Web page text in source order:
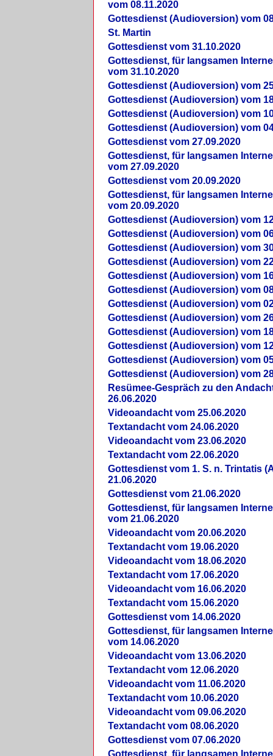
vom 08.11.2020
Gottesdienst (Audioversion) vom
St. Martin
Gottesdienst vom 31.10.2020
Gottesdienst, für langsamen
vom 31.10.2020
Gottesdienst (Audioversion) vom
Gottesdienst (Audioversion) vom
Gottesdienst (Audioversion) vom
Gottesdienst (Audioversion) vom
Gottesdienst vom 27.09.2020
Gottesdienst, für langsamen
vom 27.09.2020
Gottesdienst vom 20.09.2020
Gottesdienst, für langsamen
vom 20.09.2020
Gottesdienst (Audioversion) vom
Gottesdienst (Audioversion) vom
Gottesdienst (Audioversion) vom
Gottesdienst (Audioversion) vom
Gottesdienst (Audioversion) vom
Gottesdienst (Audioversion) vom
Gottesdienst (Audioversion) vom
Gottesdienst (Audioversion) vom
Gottesdienst (Audioversion) vom
Gottesdienst (Audioversion) vom
Gottesdienst (Audioversion) vom
Gottesdienst (Audioversion) vom
Re­sü­mee-Gespräch zu den
26.06.2020
Videoandacht vom 25.06.2020
Textandacht vom 24.06.2020
Videoandacht vom 23.06.2020
Textandacht vom 22.06.2020
Gottesdienst vom 1. S. n. Trintatis
21.06.2020
Gottesdienst vom 21.06.2020
Gottesdienst, für langsamen
vom 21.06.2020
Videoandacht vom 20.06.2020
Textandacht vom 19.06.2020
Videoandacht vom 18.06.2020
Textandacht vom 17.06.2020
Videoandacht vom 16.06.2020
Textandacht vom 15.06.2020
Gottesdienst vom 14.06.2020
Gottesdienst, für langsamen
vom 14.06.2020
Videoandacht vom 13.06.2020
Textandacht vom 12.06.2020
Videoandacht vom 11.06.2020
Textandacht vom 10.06.2020
Videoandacht vom 09.06.2020
Textandacht vom 08.06.2020
Gottesdienst vom 07.06.2020